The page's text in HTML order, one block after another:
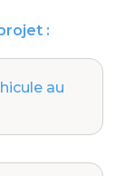
:
au